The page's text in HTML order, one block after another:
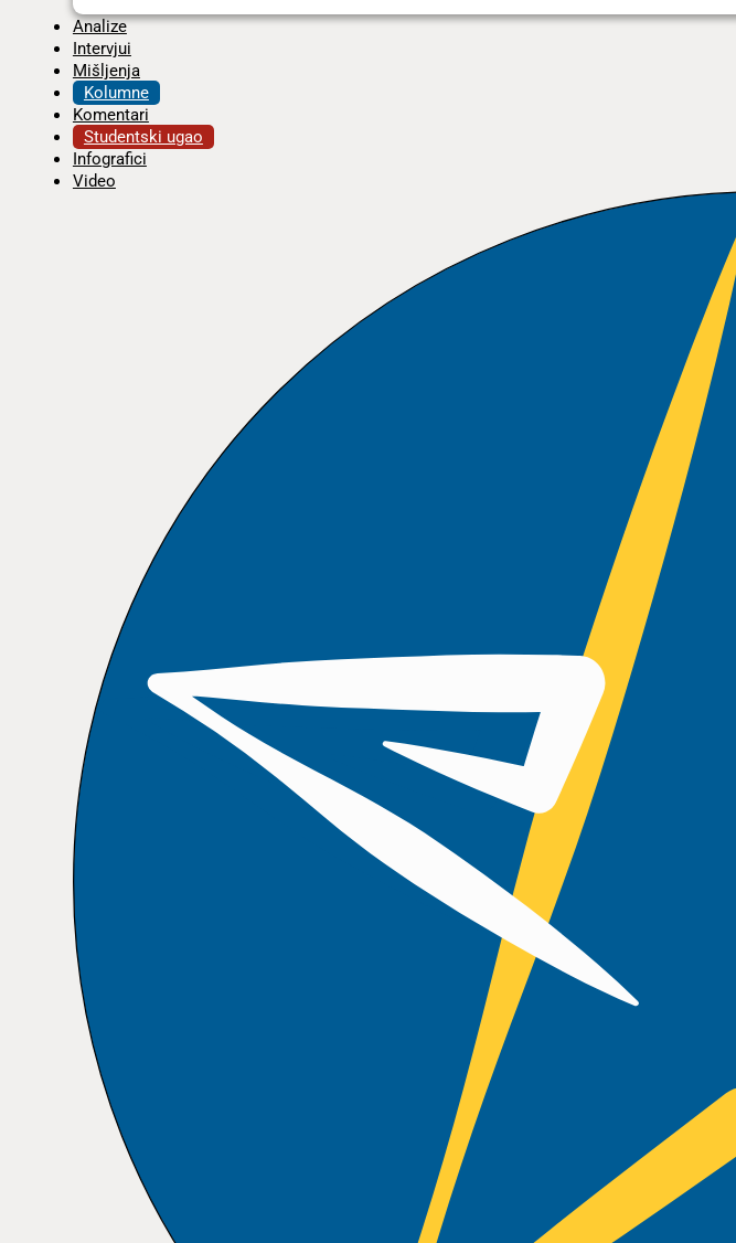
Analize
Intervjui
Mišljenja
Kolumne
Komentari
Studentski ugao
Infografici
Video